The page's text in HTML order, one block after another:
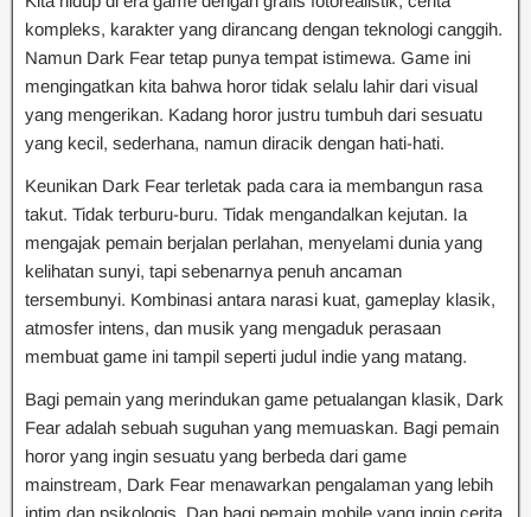
kompleks, karakter yang dirancang dengan teknologi canggih.
Namun Dark Fear tetap punya tempat istimewa. Game ini
mengingatkan kita bahwa horor tidak selalu lahir dari visual
yang mengerikan. Kadang horor justru tumbuh dari sesuatu
yang kecil, sederhana, namun diracik dengan hati-hati.
Keunikan Dark Fear terletak pada cara ia membangun rasa
takut. Tidak terburu-buru. Tidak mengandalkan kejutan. Ia
mengajak pemain berjalan perlahan, menyelami dunia yang
kelihatan sunyi, tapi sebenarnya penuh ancaman
tersembunyi. Kombinasi antara narasi kuat, gameplay klasik,
atmosfer intens, dan musik yang mengaduk perasaan
membuat game ini tampil seperti judul indie yang matang.
Bagi pemain yang merindukan game petualangan klasik, Dark
Fear adalah sebuah suguhan yang memuaskan. Bagi pemain
horor yang ingin sesuatu yang berbeda dari game
mainstream, Dark Fear menawarkan pengalaman yang lebih